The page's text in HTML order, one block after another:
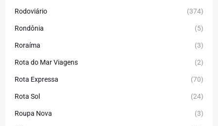
Rodoviário (374)
Rondônia (5)
Roraíma (3)
Rota do Mar Viagens (2)
Rota Expressa (70)
Rota Sol (24)
Roupa Nova (3)